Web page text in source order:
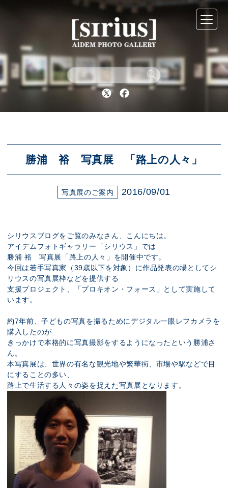
Twitter Facebook
勝浦 裕 写真展 「路上の人々」
写真展のご案内 2016/09/01
シリウスブログをご覧のみなさん、こんにちは。
アイデムフォトギャラリー「シリウス」では
勝浦 裕 写真展「路上の人々」を開催中です。
今回は若手写真家（39歳以下を対象）に作品発表の場としてシ
リウスの写真展枠などを提供する
支援プロジェクト、「プロキオン・フォース」として実施して
います。
約7年前、子どもの写真を撮るためにデジタル一眼レフカメラを
購入したのが
きっかけで本格的に写真撮影をするようになったという勝浦さ
ん。
本写真展は、世界の有名な観光地や繁華街、市場や駅などで目
にすることの多い、
路上で生活する人々の姿を捉えた写真展となります。
シリウスについて
展示スケジュール
アクセス